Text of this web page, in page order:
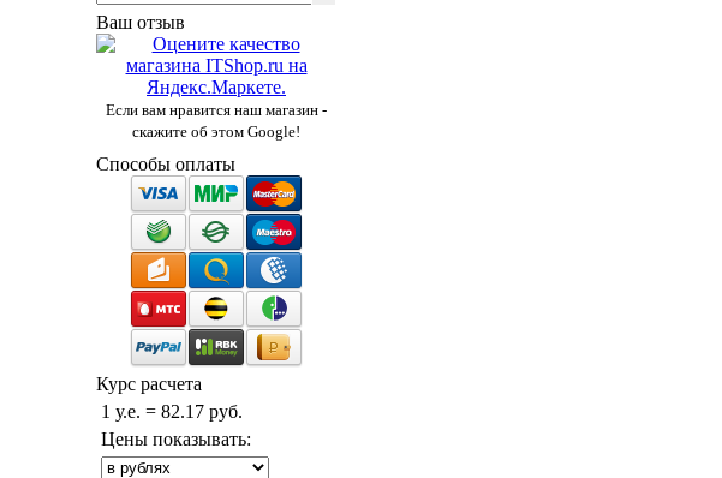
Ваш отзыв
Если вам нравится наш магазин -
скажите об этом Google!
Способы оплаты
Курс расчета
1 у.е. = 82.17 руб.
Цены показывать: